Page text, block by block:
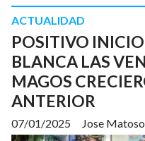
POSITIVO
BLANCA LAS
MAGOS
ANTERIOR
Jose Matoso
ACTUALIDAD
07/01/2025